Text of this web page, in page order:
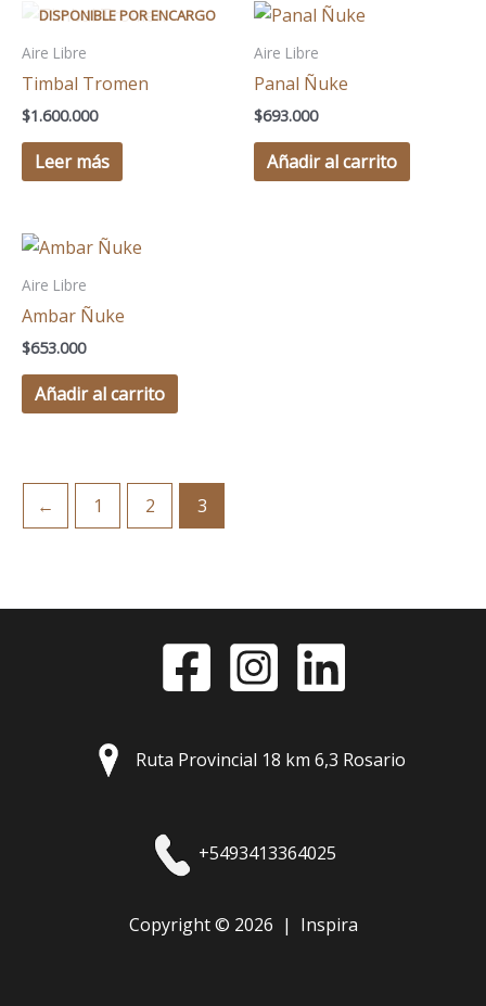
Aire Libre
Timbal Tromen
$1.600.000
Leer más
Aire Libre
Panal Ñuke
$693.000
Añadir al carrito
Aire Libre
Ambar Ñuke
$653.000
Añadir al carrito
← 1 2 3
Ruta Provincial 18 km 6,3 Rosario
+5493413364025
Copyright © 2026 | Inspira